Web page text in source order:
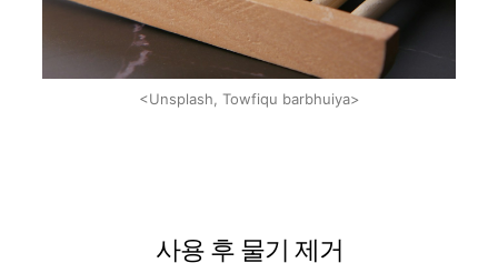
<Unsplash, Towfiqu barbhuiya>
사용 후 물기 제거